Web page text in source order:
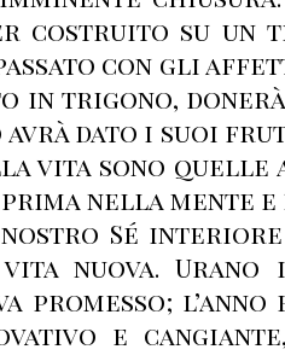
costruito su un
con gli
in trigono,
avrà dato i suoi
vita sono quelle
nella mente
Sé
nuova.
promesso;
e